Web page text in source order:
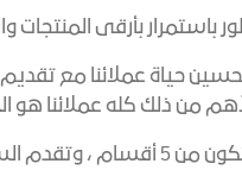
باستمرار بأرقى
حياة عملائنا مع
ذلك كله عملائنا هو
نمت الكندي للسيارات لتصبح واحدة من أكبر المنظمات